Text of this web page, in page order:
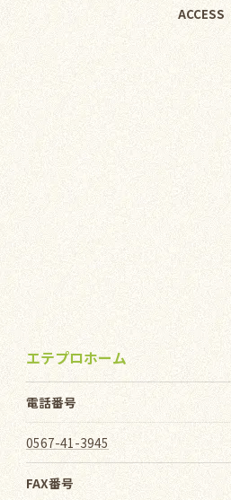
ACCESS
エテプロホーム
電話番号
0567-41-3945
FAX番号